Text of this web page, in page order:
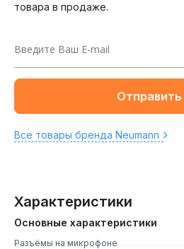
товара в продаже.
Отправить
Все товары бренда Neumann
Характеристики
Основные характеристики
Разъёмы на микрофоне